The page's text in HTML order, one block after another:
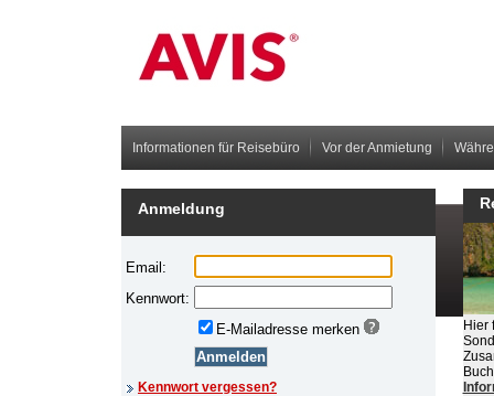
Informationen für Reisebüro Vor der Anmietung
Anmeldung
Hier